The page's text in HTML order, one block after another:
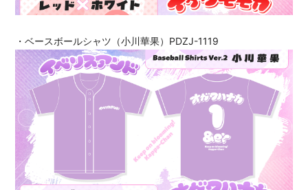
・ベースボールシャツ（小川華果）PDZJ-1119